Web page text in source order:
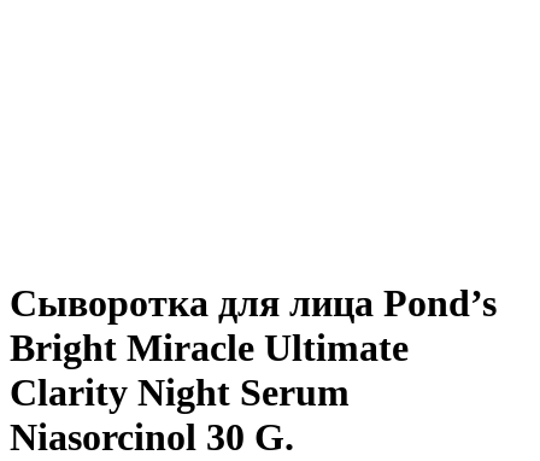
Сыворотка для лица Pond’s
Bright Miracle Ultimate
Clarity Night Serum
Niasorcinol 30 G.